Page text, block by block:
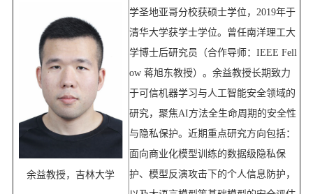
余益教授，吉林大学
学圣地亚哥分校获硕士学位， 2019年于
清华大学获学士学位。曾任南洋理工大
学博士后研究员（合作导师： IEEE Fell
ow 蒋旭东教授）。余益教授长期致力
于可信机器学习与人工智能安全领域的
研究，聚焦AI方法全生命周期的安全性
与隐私保护。近期重点研究方向包括：
面向商业化模型训练的数据级隐私保
护、模型反演攻击下的个人信息防护，